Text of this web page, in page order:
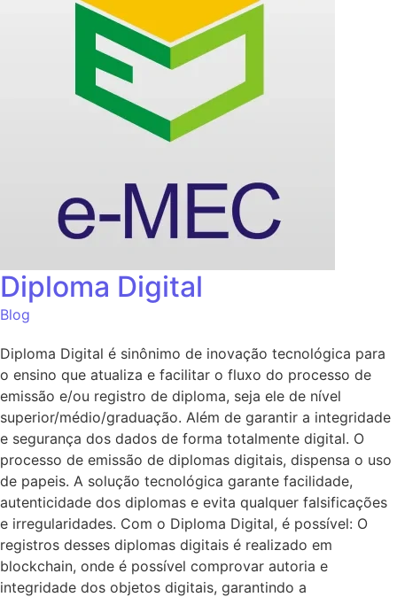
Diploma Digital
Blog
Diploma Digital é sinônimo de inovação tecnológica para
o ensino que atualiza e facilitar o fluxo do processo de
emissão e/ou registro de diploma, seja ele de nível
superior/médio/graduação. Além de garantir a integridade
e segurança dos dados de forma totalmente digital. O
processo de emissão de diplomas digitais, dispensa o uso
de papeis. A solução tecnológica garante facilidade,
autenticidade dos diplomas e evita qualquer falsificações
e irregularidades. Com o Diploma Digital, é possível: O
registros desses diplomas digitais é realizado em
blockchain, onde é possível comprovar autoria e
integridade dos objetos digitais, garantindo a